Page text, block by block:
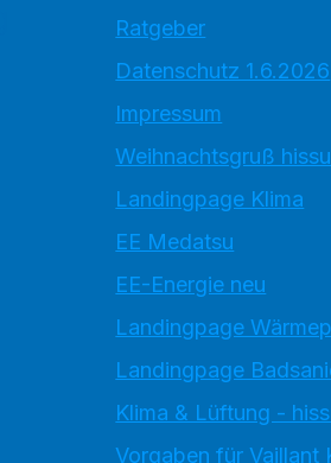
Ratgeber
Datenschutz 1.6.2026
Impressum
Weihnachtsgruß hissu
Landingpage Klima
EE Medatsu
EE-Energie neu
Landingpage
Landingpage
Klima & Lüftung -
Vorgaben für Vaillant